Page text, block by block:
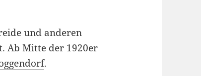
und anderen
Ab Mitte der 1920er
.